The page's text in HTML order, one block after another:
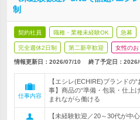
制
契約社員 職種・業種未経験OK 急募
完全週休2日制 第二新卒歓迎 女性のお
情報更新日：2026/07/10 終了予定日：
仕事内容
【エシレ(ECHIRE)ブランドの
事】商品の“準備・包装・仕上
まれながら働ける
【未経験歓迎／20～30代が中